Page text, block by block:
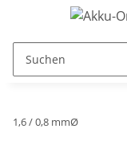
1,6 / 0,8 mmØ